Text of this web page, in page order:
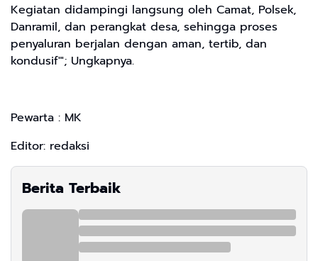
Kegiatan didampingi langsung oleh Camat, Polsek,
Danramil, dan perangkat desa, sehingga proses
penyaluran berjalan dengan aman, tertib, dan
kondusif"'; Ungkapnya.
Pewarta : MK
Editor: redaksi
Berita Terbaik